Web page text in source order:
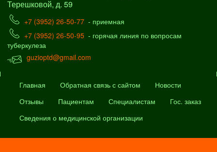
Терешковой, д. 59
+7 (3952) 26-50-77 - приемная
+7 (3952) 26-50-95 - горячая линия по вопросам
туберкулеза
guzioptd@gmail.com
Главная Обратная связь с сайтом
Новости
Отзывы
Пациентам Специалистам
Гос. заказ
Сведения о медицинской организации